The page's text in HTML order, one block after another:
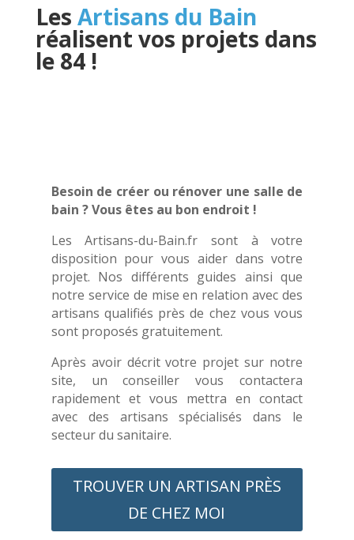
Les Artisans du Bain
réalisent vos projets dans
le 84 !
Besoin de créer ou rénover une salle de
bain ? Vous êtes au bon endroit !
Les Artisans-du-Bain.fr sont à votre
disposition pour vous aider dans votre
projet. Nos différents guides ainsi que
notre service de mise en relation avec des
artisans qualifiés près de chez vous vous
sont proposés gratuitement.
Après avoir décrit votre projet sur notre
site, un conseiller vous contactera
rapidement et vous mettra en contact
avec des artisans spécialisés dans le
secteur du sanitaire.
TROUVER UN ARTISAN PRÈS
DE CHEZ MOI